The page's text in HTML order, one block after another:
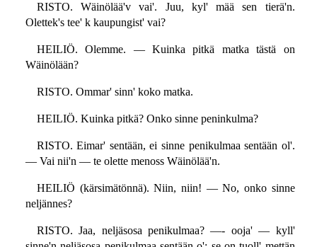
RISTO. Wäinölää'v vai'. Juu, kyl' mää sen tierä'n.
Olettek's tee' k kaupungist' vai?
HEILIÖ. Olemme. — Kuinka pitkä matka tästä on
Wäinölään?
RISTO. Ommar' sinn' koko matka.
HEILIÖ. Kuinka pitkä? Onko sinne peninkulma?
RISTO. Eimar' sentään, ei sinne penikulmaa sentään ol'.
— Vai nii'n — te olette menoss Wäinölää'n.
HEILIÖ (kärsimätönnä). Niin, niin! — No, onko sinne
neljännes?
RISTO. Jaa, neljäsosa penikulmaa? —- ooja' — kyll'